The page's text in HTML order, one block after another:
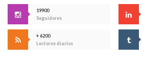
19900
Seguidores
+ 6200
Lectores diarios